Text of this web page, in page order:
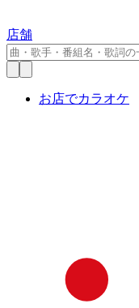
店舗
お店でカラオケ